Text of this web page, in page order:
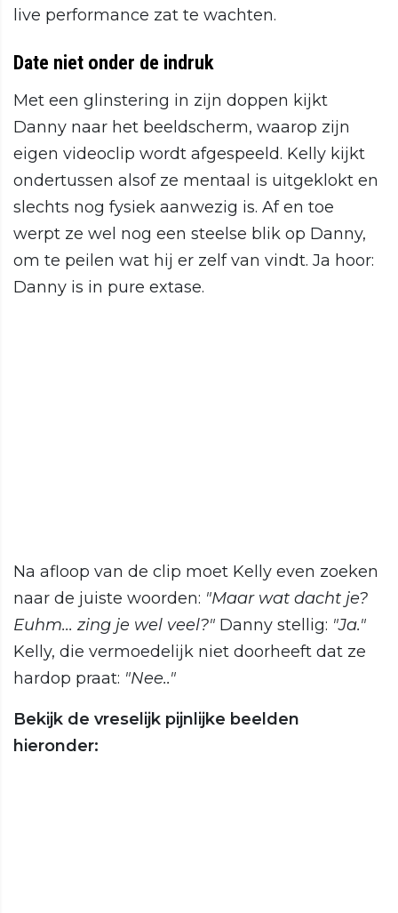
live performance zat te wachten.
Date niet onder de indruk
Met een glinstering in zijn doppen kijkt
Danny naar het beeldscherm, waarop zijn
eigen videoclip wordt afgespeeld. Kelly kijkt
ondertussen alsof ze mentaal is uitgeklokt en
slechts nog fysiek aanwezig is. Af en toe
werpt ze wel nog een steelse blik op Danny,
om te peilen wat hij er zelf van vindt. Ja hoor:
Danny is in pure extase.
Na afloop van de clip moet Kelly even zoeken
naar de juiste woorden: "Maar wat dacht je?
Euhm... zing je wel veel?" Danny stellig: "Ja."
Kelly, die vermoedelijk niet doorheeft dat ze
hardop praat: "Nee.."
Bekijk de vreselijk pijnlijke beelden
hieronder: